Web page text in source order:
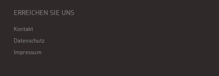
ERREICHEN SIE UNS
Kontakt
Datenschutz
Impressum